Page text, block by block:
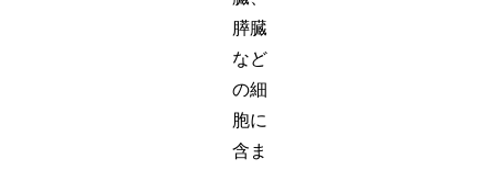
膵臓
など
の細
胞に
含ま